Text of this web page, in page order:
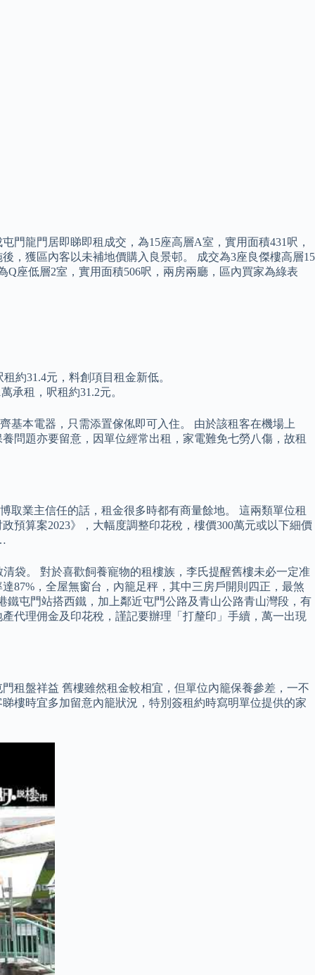
門龍門居即睇即租成交，為15座高層A室，實用面積431呎，
，獲區內客以未補地價購入良景邨。 成交為3座良傑樓高層15
座低層2室，實用面積506呎，兩房兩廳，區內買家為綠表
約31.4元，料創項目租金新低。
承租，呎租約31.2元。
基本電器，只需添置傢俬即可入住。 由於該租客在機場上
問題亦要留意，因單位經常出租，家電難免七勞八傷，故租
取業主信任的話，租金很多時都有商量餘地。 這兩類單位租
預算案2023》，大幅度調整印花稅，樓價300萬元或以下細價
袋。 對於喜歡飼養寵物的租樓族，李氏提醒舊樓未必一定准
87%，全屋無窗台，內籠足秤，其中三房戶開則四正，最煞
屯門站搭西鐵，加上鄰近屯門公路及青山公路青山灣段，有
代理佣金及印花稅，謹記要辦理「打釐印」手續，萬一出現
租盤祥益 舊樓雖然租金較相宜，但單位內籠保養參差，一不
樓時宜多加留意內籠狀況，特別簽租約時寫明單位提供的家